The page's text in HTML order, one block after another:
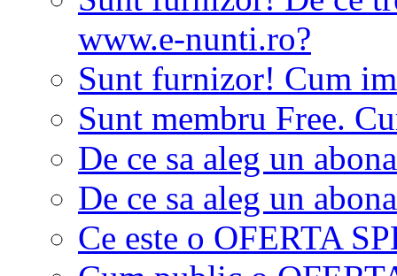
www.e-nunti.ro?
Sunt furnizor! Cum
Sunt membru Free.
De ce sa aleg un
De ce sa aleg un
Ce este o OFERTA